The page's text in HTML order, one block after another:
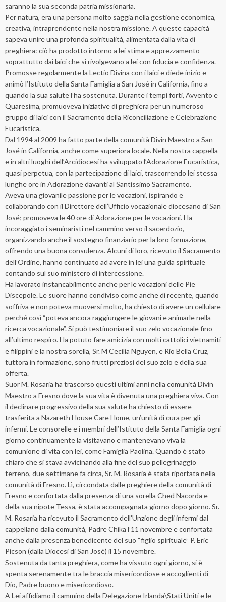
saranno la sua seconda patria missionaria.
Per natura, era una persona molto saggia nella gestione economica,
creativa, intraprendente nella nostra missione. A queste capacità
sapeva unire una profonda spiritualità, alimentata dalla vita di
preghiera: ciò ha prodotto intorno a lei stima e apprezzamento
soprattutto dai laici che si rivolgevano a lei con fiducia e confidenza.
Promosse regolarmente la Lectio Divina con i laici e diede inizio e
animò l’Istituto della Santa Famiglia a San José in California, fino a
quando la sua salute l’ha sostenuta. Durante i tempi forti, Avvento e
Quaresima, promuoveva iniziative di preghiera per un numeroso
gruppo di laici con il Sacramento della Riconciliazione e Celebrazione
Eucaristica.
Dal 1994 al 2009 ha fatto parte della comunità Divin Maestro a San
José in California, anche come superiora locale. Nella nostra cappella
e in altri luoghi dell’Arcidiocesi ha sviluppato l’Adorazione Eucaristica,
quasi perpetua, con la partecipazione di laici, trascorrendo lei stessa
lunghe ore in Adorazione davanti al Santissimo Sacramento.
Aveva una giovanile passione per le vocazioni, ispirando e
collaborando con il Direttore dell’Ufficio vocazionale diocesano di San
José; promoveva le 40 ore di Adorazione per le vocazioni. Ha
incoraggiato i seminaristi nel cammino verso il sacerdozio,
organizzando anche il sostegno finanziario per la loro formazione,
offrendo una buona consulenza. Alcuni di loro, ricevuto il Sacramento
dell’Ordine, hanno continuato ad avere in lei una guida spirituale
contando sul suo ministero di intercessione.
Ha lavorato instancabilmente anche per le vocazioni delle Pie
Discepole. Le suore hanno condiviso come anche di recente, quando
soffriva e non poteva muoversi molto, ha chiesto di avere un cellulare
perché così “poteva ancora raggiungere le giovani e animarle nella
ricerca vocazionale”. Si può testimoniare il suo zelo vocazionale fino
all’ultimo respiro. Ha potuto fare amicizia con molti cattolici vietnamiti
e filippini e la nostra sorella, Sr. M Cecilia Nguyen, e Rio Bella Cruz,
tuttora in formazione, sono frutti preziosi del suo zelo e della sua
offerta.
Suor M. Rosaria ha trascorso questi ultimi anni nella comunità Divin
Maestro a Fresno dove la sua vita è divenuta una preghiera viva. Con
il declinare progressivo della sua salute ha chiesto di essere
trasferita a Nazareth House Care Home, un’unità di cura per gli
infermi. Le consorelle e i membri dell’Istituto della Santa Famiglia ogni
giorno continuamente la visitavano e mantenevano viva la
comunione di vita con lei, come Famiglia Paolina. Quando è stato
chiaro che si stava avvicinando alla fine del suo pellegrinaggio
terreno, due settimane fa circa, Sr. M. Rosaria è stata riportata nella
comunità di Fresno. Lì, circondata dalle preghiere della comunità di
Fresno e confortata dalla presenza di una sorella Ched Nacorda e
della sua nipote Tessa, è stata accompagnata giorno dopo giorno. Sr.
M. Rosaria ha ricevuto il Sacramento dell’Unzione degli infermi dal
cappellano dalla comunità, Padre Chika l’11 novembre e confortata
anche dalla presenza benedicente del suo “figlio spirituale” P. Eric
Picson (dalla Diocesi di San José) il 15 novembre.
Sostenuta da tanta preghiera, come ha vissuto ogni giorno, si è
spenta serenamente tra le braccia misericordiose e accoglienti di
Dio, Padre buono e misericordioso.
A Lei affidiamo il cammino della Delegazione Irlanda\Stati Uniti e le